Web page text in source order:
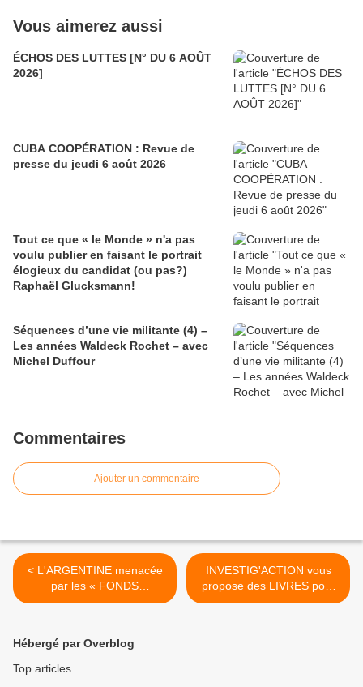
Vous aimerez aussi
ÉCHOS DES LUTTES [N° DU 6 AOÛT
2026]
CUBA COOPÉRATION : Revue de
presse du jeudi 6 août 2026
Tout ce que « le Monde » n'a pas
voulu publier en faisant le portrait
élogieux du candidat (ou pas?)
Raphaël Glucksmann!
Séquences d’une vie militante (4) –
Les années Waldeck Rochet – avec
Michel Duffour
Commentaires
Ajouter un commentaire
< L'ARGENTINE menacée
par les « FONDS
VAUTOURS »
INVESTIG'ACTION vous
propose des LIVRES pour
vos VACANCES >
Hébergé par Overblog
Top articles